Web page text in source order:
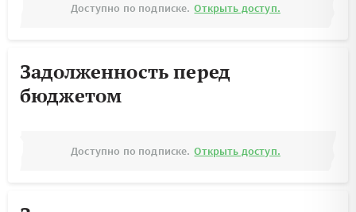
Доступно по подписке. Открыть доступ.
Задолженность перед
бюджетом
Доступно по подписке. Открыть доступ.